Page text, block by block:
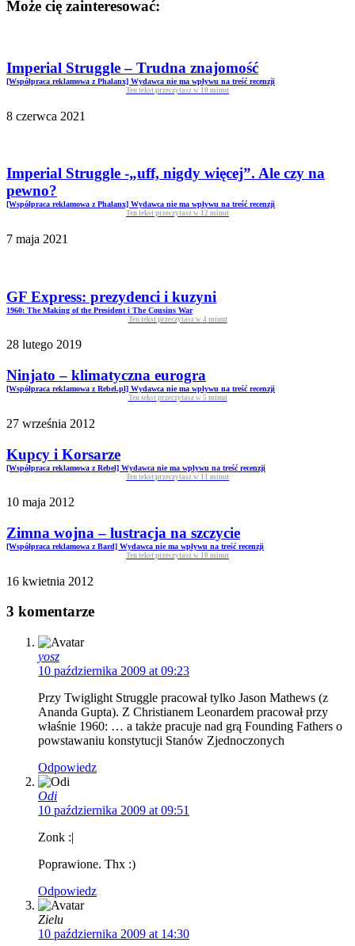
Może cię zainteresować:
Imperial Struggle – Trudna znajomość
[Współpraca reklamowa z Phalanx] Wydawca nie ma wpływu na treść recenzji
Ten tekst przeczytasz w 10 minut
8 czerwca 2021
Imperial Struggle -„uff, nigdy więcej”. Ale czy na
pewno?
[Współpraca reklamowa z Phalanx] Wydawca nie ma wpływu na treść recenzji
Ten tekst przeczytasz w 12 minut
7 maja 2021
GF Express: prezydenci i kuzyni
1960: The Making of the President i The Cousins War
Ten tekst przeczytasz w 4 minut
28 lutego 2019
Ninjato – klimatyczna eurogra
[Współpraca reklamowa z Rebel.pl] Wydawca nie ma wpływu na treść recenzji
Ten tekst przeczytasz w 5 minut
27 września 2012
Kupcy i Korsarze
[Współpraca reklamowa z Rebel] Wydawca nie ma wpływu na treść recenzji
Ten tekst przeczytasz w 11 minut
10 maja 2012
Zimna wojna – lustracja na szczycie
[Współpraca reklamowa z Bard] Wydawca nie ma wpływu na treść recenzji
Ten tekst przeczytasz w 10 minut
16 kwietnia 2012
3 komentarze
yosz
10 października 2009 at 09:23
Przy Twiglight Struggle pracował tylko Jason Mathews (z
Ananda Gupta). Z Christianem Leonardem pracował przy
właśnie 1960: … a także pracuje nad grą Founding Fathers o
powstawaniu konstytucji Stanów Zjednoczonych
Odpowiedz
Odi
10 października 2009 at 09:51
Zonk :|
Poprawione. Thx :)
Odpowiedz
Zielu
10 października 2009 at 14:30